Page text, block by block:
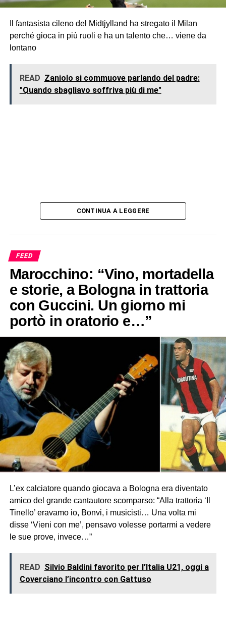
Il fantasista cileno del Midtjylland ha stregato il Milan
perché gioca in più ruoli e ha un talento che… viene da
lontano
READ Zaniolo si commuove parlando del padre:
"Quando sbagliavo soffriva più di me"
CONTINUA A LEGGERE
FEED
Marocchino: “Vino, mortadella
e storie, a Bologna in trattoria
con Guccini. Un giorno mi
portò in oratorio e…”
L’ex calciatore quando giocava a Bologna era diventato
amico del grande cantautore scomparso: “Alla trattoria ‘Il
Tinello’ eravamo io, Bonvi, i musicisti… Una volta mi
disse ‘Vieni con me’, pensavo volesse portarmi a vedere
le sue prove, invece…”
READ Silvio Baldini favorito per l’Italia U21, oggi a
Coverciano l’incontro con Gattuso